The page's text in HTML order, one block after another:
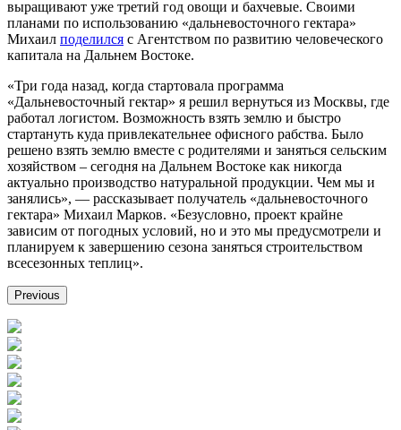
выращивают уже третий год овощи и бахчевые. Своими
планами по использованию «дальневосточного гектара»
Михаил поделился с Агентством по развитию человеческого
капитала на Дальнем Востоке.
«Три года назад, когда стартовала программа
«Дальневосточный гектар» я решил вернуться из Москвы, где
работал логистом. Возможность взять землю и быстро
стартануть куда привлекательнее офисного рабства. Было
решено взять землю вместе с родителями и заняться сельским
хозяйством – сегодня на Дальнем Востоке как никогда
актуально производство натуральной продукции. Чем мы и
занялись», — рассказывает получатель «дальневосточного
гектара» Михаил Марков. «Безусловно, проект крайне
зависим от погодных условий, но и это мы предусмотрели и
планируем к завершению сезона заняться строительством
всесезонных теплиц».
Previous